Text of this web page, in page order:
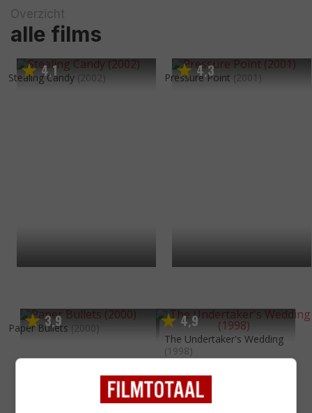
Overzicht
alle films
4,1
Stealing Candy (2002) 4,3
Pressure Point (2001)
3,9
Paper Bullets (2000) 4,9
The Undertaker's Wedding
(1998)